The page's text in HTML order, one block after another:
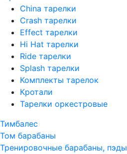
China тарелки
Crash тарелки
Effect тарелки
Hi Hat тарелки
Ride тарелки
Splash тарелки
Комплекты тарелок
Кротали
Тарелки оркестровые
Тимбалес
Том барабаны
Тренировочные барабаны, пэды